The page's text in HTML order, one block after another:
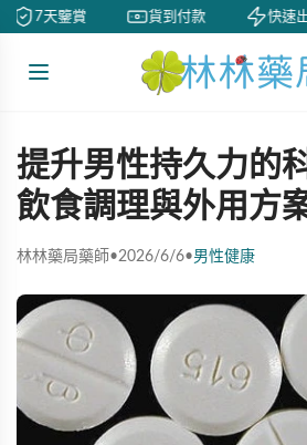
7天鑒賞 貨到付款 快速出
提升男性持久力的
飲食調理與外用方
林林藥局藥師•2026/6/6•男性健康